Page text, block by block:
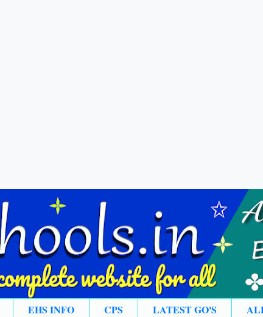
EHS INFO CPS LATEST GO'S